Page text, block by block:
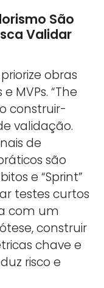
São
Validar
obras
MVPs. “The
construir-
validação.
de
são
e “Sprint”
testes curtos
com um
construir
chave e
risco e